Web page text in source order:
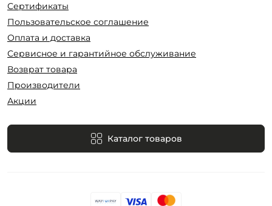
Сертификаты
Пользовательское соглашение
Оплата и доставка
Сервисное и гарантийное обслуживание
Возврат товара
Производители
Акции
Каталог товаров